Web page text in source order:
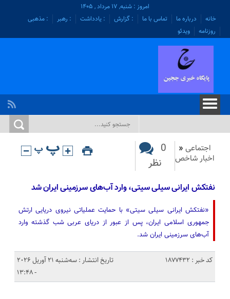
امروز : شنبه, ۱۷ مرداد , ۱۴۰۵
خانه
درباره ما تماس با ما : گزارش : یادداشت : رهبر
: مذهبی
روزنامه
ویدئو
اجتماعی «
اخبار شاخص
0
نظر
نفتکش ایرانی سیلی سیتی، وارد آب‌های سرزمینی ایران شد
«نفتکش ایرانی سیلی سیتی» با حمایت عملیاتی نیروی دریایی ارتش
جمهوری اسلامی ایران، پس از عبور از دریای عربی شب گذشته وارد
آب‌های سرزمینی ایران شد.
کد خبر : 1877432
تاریخ انتشار : سه‌شنبه 21 آوریل 2026
- 13:48